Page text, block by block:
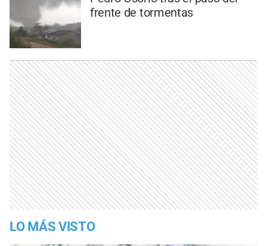
frente de tormentas
LO MÁS VISTO